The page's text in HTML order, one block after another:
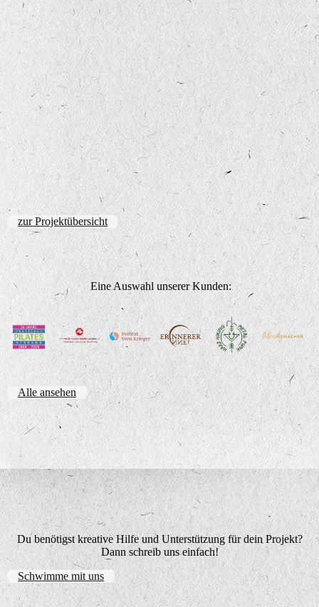
zur Projektübersicht
Eine Auswahl unserer Kunden:
Alle ansehen
Du benötigst kreative Hilfe und Unterstützung für dein Projekt?
Dann schreib uns einfach!
Schwimme mit uns